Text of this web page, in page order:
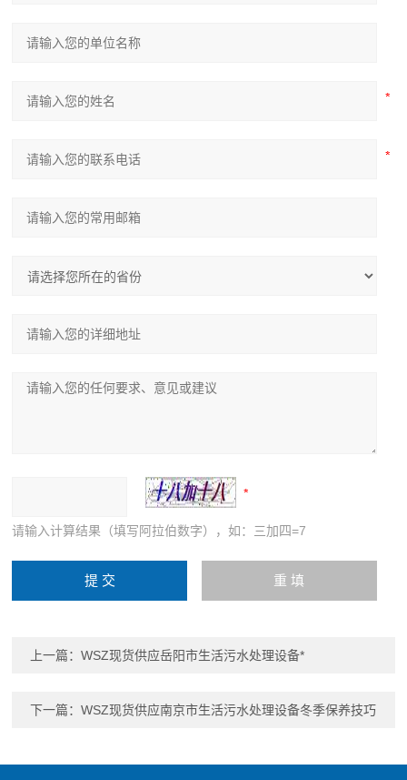
请输入计算结果（填写阿拉伯数字），如：三加四=7
上一篇：WSZ现货供应岳阳市生活污水处理设备*
下一篇：WSZ现货供应南京市生活污水处理设备冬季保养技巧